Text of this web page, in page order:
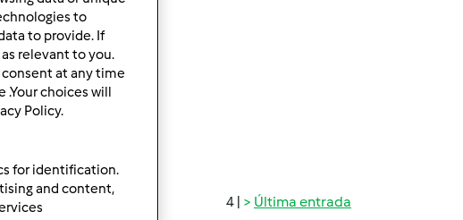
4 | Última entrada
to
to provide. If
relevant to you.
at any time
.Your choices will
Policy.
for identification.
and content,